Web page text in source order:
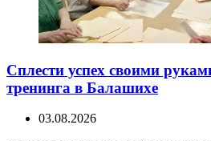
Сплести успех своими
тренинга в Балашихе
03.08.2026